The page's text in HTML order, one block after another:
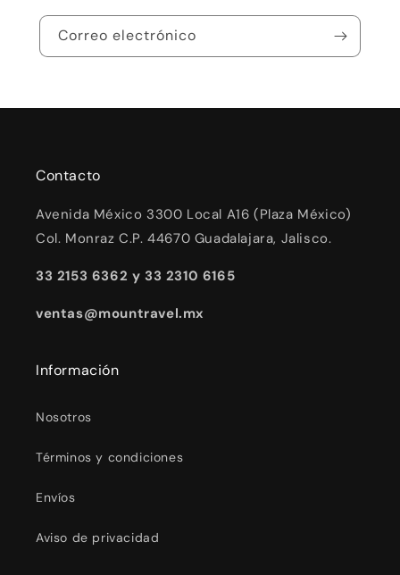
Correo electrónico
Contacto
Avenida México 3300 Local A16 (Plaza México)
Col. Monraz C.P. 44670 Guadalajara, Jalisco.
33 2153 6362 y 33 2310 6165
ventas@mountravel.mx
Información
Nosotros
Términos y condiciones
Envíos
Aviso de privacidad